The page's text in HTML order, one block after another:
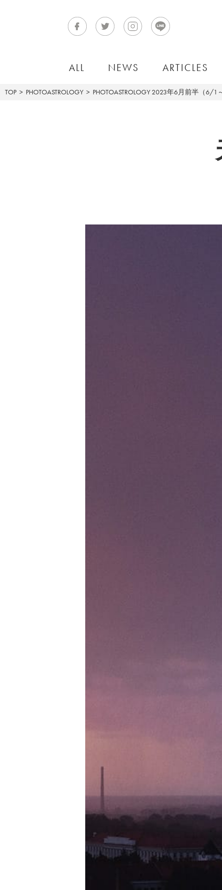
ALL NEWS ARTICLES
TOP PHOTOASTROLOGY PHOTOASTROLOGY 2023年6月前半（6/1